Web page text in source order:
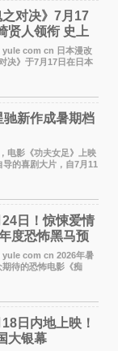
之对决》7月17
贤人领衔 史上
”
cn 日本漫改
决》于7月17日在日本
执导、山崎贤人主演
久同名人气漫画，继
驰新作成暑期档
影《功夫女足》上映
的喜剧大片，自7月11
24日！惊悚爱情
度恐怖黑马预
com cn 2026年暑
待的恐怖电影《痴
于7月24日登陆内地各
为新世代爆款恐怖电
日内地上映！
大银幕